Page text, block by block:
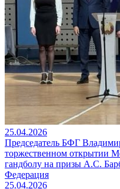
25.04.2026
Председатель БФГ
торжественном открытии
гандболу на призы А.С.
Федерация
25.04.2026